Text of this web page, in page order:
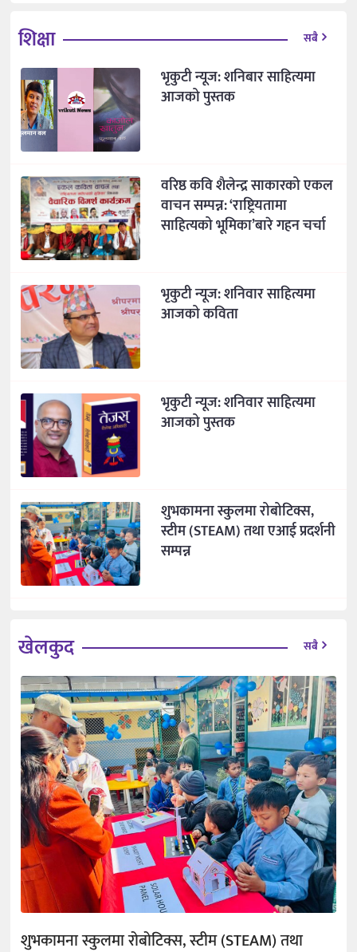
शिक्षा सबै
भृकुटी न्यूज: शनिबार साहित्यमा
आजको पुस्तक
वरिष्ठ कवि शैलेन्द्र साकारको एकल
वाचन सम्पन्न: ‘राष्ट्रियतामा
साहित्यको भूमिका’बारे गहन चर्चा
भृकुटी न्यूज: शनिवार साहित्यमा
आजको कविता
भृकुटी न्यूज: शनिवार साहित्यमा
आजको पुस्तक
शुभकामना स्कुलमा रोबोटिक्स,
स्टीम (STEAM) तथा एआई प्रदर्शनी
सम्पन्न
खेलकुद सबै
शुभकामना स्कुलमा रोबोटिक्स, स्टीम (STEAM) तथा